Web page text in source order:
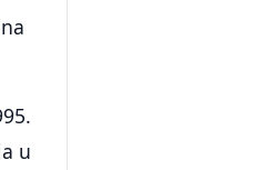
u